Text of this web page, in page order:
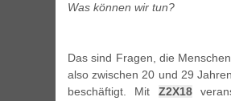
Was können wir tun?
Das sind Fragen, die
also zwischen 20 und 29
beschäftigt. Mit Z2X18